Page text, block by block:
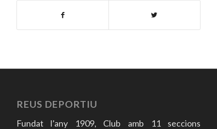
REUS DEPORTIU
Fundat l’any 1909, Club amb 11 seccions